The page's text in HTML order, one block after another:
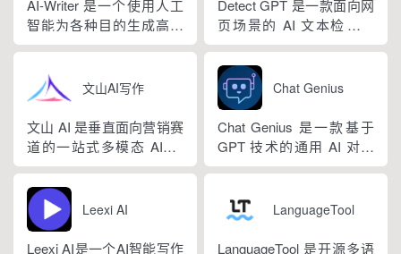
台覆盖 20 余个行业领域、
279 种写作体裁，配备 20
图生文、多语言翻译、
PPT 大纲生成等通用能
力，同时内置多领域 AI 私
人顾问...
AI-Writer 是一个使用人工
智能为各种目的生成高质
量和相关内容的平台。无
章、产品描述、登录页面
还是研究论文。
Detect GPT 是一款面向网
页场景的 AI 文本检测工
具，以浏览器插件形态为
主，核心能力是实时扫描
网页文字，甄别 GPT 系列
大模型产出内容，依托斯
坦福零样本概率曲率检测
技术，无需针对新模型重
新训练，操作简单、无需
文山AI写作
文山 AI 是垂直面向营销赛
道的一站式多模态 AIGC
工具，主打图文一体化生
成，依托深度学习算法学
习用户创作风格，适配新
闻稿、产品文案、广告宣
传等各类营销文体。内置
Chat Genius
Chat Genius 是一款基于
GPT 技术的通用 AI 对话
应用，依托大模型自然语
交互，支持自定义专属个
性化 AI 助理，覆盖问答查
询、内容创作、生活事务
Leexi AI
Leexi AI是一个AI智能写作
LanguageTool
LanguageTool 是开源多语